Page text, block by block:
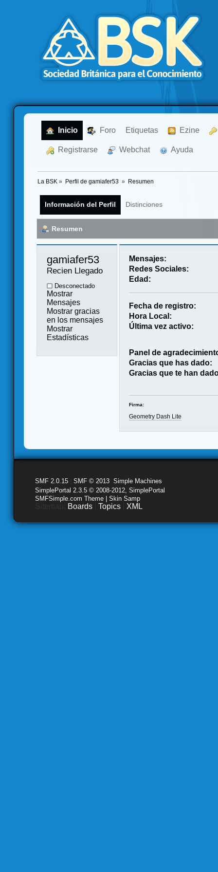
Inicio Foro Etiquetas Ezine
Registrarse Webchat Ayuda
La BSK » Perfil de gamiafer53 » Resumen
Información del Perfil Distinciones
Resumen
gamiafer53
Recien Llegado
Desconectado
Mostrar
Mensajes
Mostrar gracias
en los mensajes
Mostrar
Estadísticas
Mensajes:
Redes Sociales:
Edad:
Fecha de registro:
Hora Local:
Última vez activo:
Panel de
Gracias que has dado:
Gracias que te han
Firma:
Geometry Dash Lite
SMF 2.0.15 SMF © 2013 Simple Machines
SimplePortal 2.3.5 © 2008-2012, SimplePortal
SMFSimple.com Theme | Skin Samp
Boards Topics XML